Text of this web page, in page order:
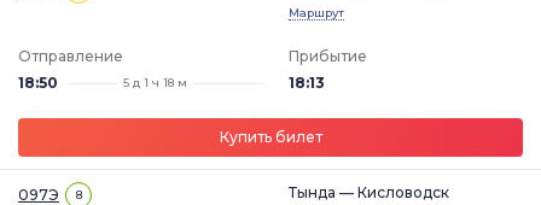
Маршрут
Отправление
18:50
5 д 1 ч 18 м
Прибытие
18:13
Купить билет
097Э 8 Тында — Кисловодск